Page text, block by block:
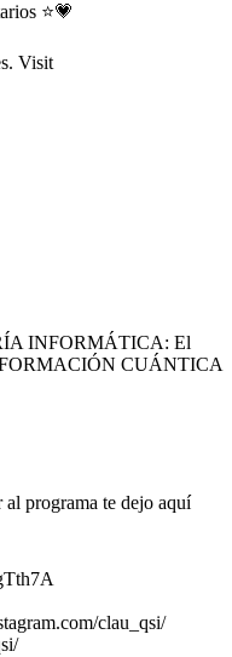
⭐️💗
Visit
INFORMÁTICA: El
CUÁNTICA
programa te dejo aquí
clau_qsi/